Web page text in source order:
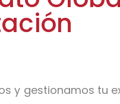
y gestionamos tu